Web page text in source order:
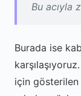
Bu acıyla
Burada ise
için gösterilen